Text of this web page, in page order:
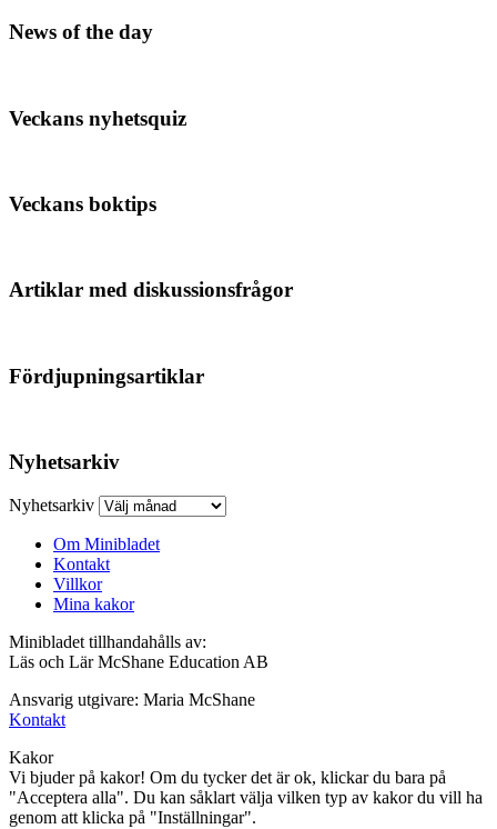
News of the day
Veckans nyhetsquiz
Veckans boktips
Artiklar med diskussionsfrågor
Fördjupningsartiklar
Nyhetsarkiv
Nyhetsarkiv
Om Minibladet
Kontakt
Villkor
Mina kakor
Minibladet tillhandahålls av:
Läs och Lär McShane Education AB
Ansvarig utgivare: Maria McShane
Kontakt
Kakor
Vi bjuder på kakor! Om du tycker det är ok, klickar du bara på
"Acceptera alla". Du kan såklart välja vilken typ av kakor du vill ha
genom att klicka på "Inställningar".